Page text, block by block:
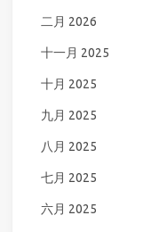
二月 2026
十一月 2025
十月 2025
九月 2025
八月 2025
七月 2025
六月 2025